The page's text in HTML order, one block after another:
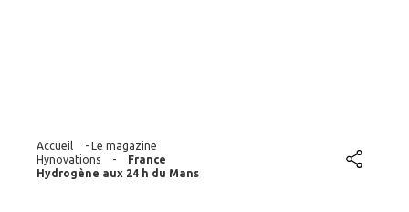
Accueil - Le magazine
Hynovations
-
France
Hydrogène aux 24 h du Mans